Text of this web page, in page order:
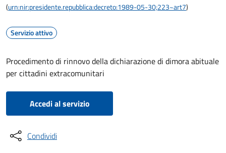
(urn:nir:presidente.repubblica:decreto:1989-05-30;223~art7)
Servizio attivo
Procedimento di rinnovo della dichiarazione di dimora abituale
per cittadini extracomunitari
Accedi al servizio
Condividi